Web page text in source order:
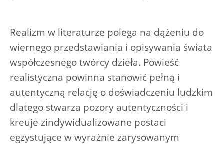
Realizm w literaturze polega na dążeniu do
wiernego przedstawiania i opisywania świata
współczesnego twórcy dzieła. Powieść
realistyczna powinna stanowić pełną i
autentyczną relację o doświadczeniu ludzkim
dlatego stwarza pozory autentyczności i
kreuje zindywidualizowane postaci
egzystujące w wyraźnie zarysowanym